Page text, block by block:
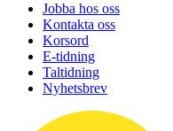
Jobba hos oss
Kontakta oss
Korsord
E-tidning
Taltidning
Nyhetsbrev